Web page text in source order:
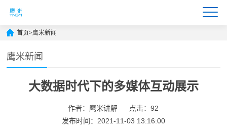
首页>鹰米新闻
鹰米新闻
大数据时代下的多媒体互动展示
作者：鹰米讲解
点击：92
发布时间：2021-11-03 13:16:00